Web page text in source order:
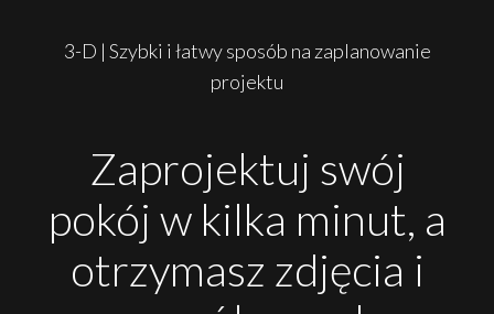
3-D | Szybki i łatwy sposób na zaplanowanie
projektu
Zaprojektuj swój
pokój w kilka minut, a
otrzymasz zdjęcia i